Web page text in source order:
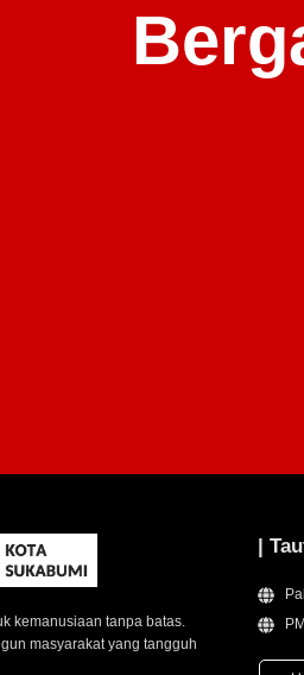
kemanusiaan tanpa batas.
masyarakat yang tangguh
|